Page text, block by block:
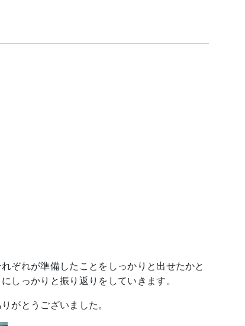
ぞれが準備したことをしっかりと出せたかと
しっかりと振り返りをしていきます。
がとうございました。